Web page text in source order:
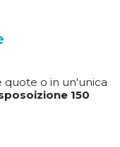
quote o in un'unica
150